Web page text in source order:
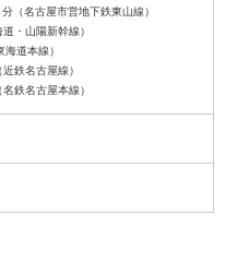
（名古屋市営地下鉄東山線）
・山陽新幹線）
道本線）
鉄名古屋線）
鉄名古屋本線）